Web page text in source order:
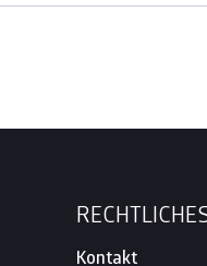
Kontakt